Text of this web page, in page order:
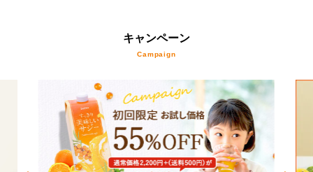
キャンペーン